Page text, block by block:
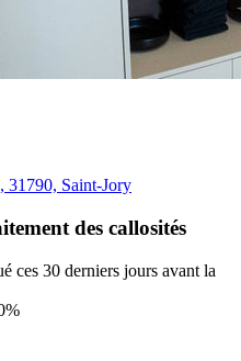
31790, Saint-Jory
des callosités
ces 30 derniers jours avant la